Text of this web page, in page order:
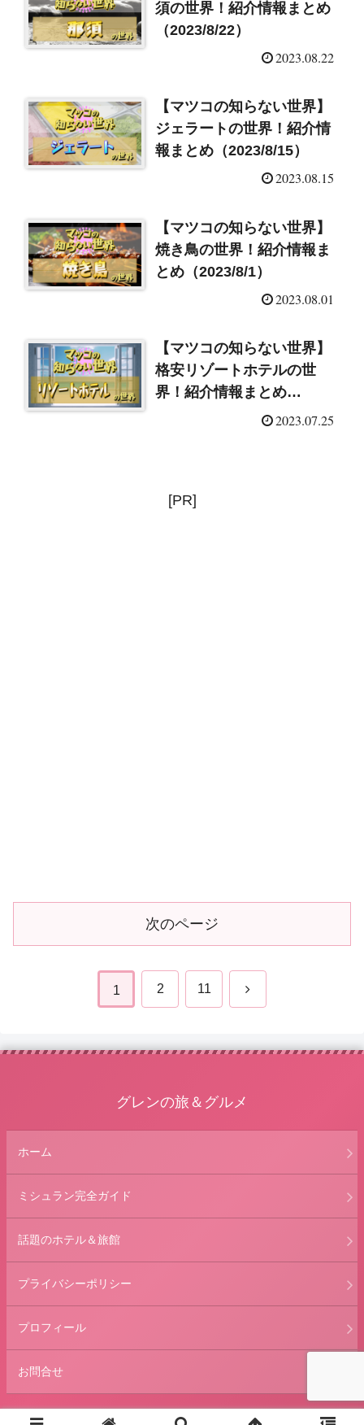
須の世界！紹介情報まとめ
（2023/8/22）
2023.08.22
【マツコの知らない世界】
ジェラートの世界！紹介情
報まとめ（2023/8/15）
2023.08.15
【マツコの知らない世界】
焼き鳥の世界！紹介情報ま
とめ（2023/8/1）
2023.08.01
【マツコの知らない世界】
格安リゾートホテルの世
界！紹介情報まとめ
2023.07.25
[PR]
次のページ
1 2 11 次
グレンの旅＆グルメ
ホーム
ミシュラン完全ガイド
話題のホテル＆旅館
プライバシーポリシー
プロフィール
お問合せ